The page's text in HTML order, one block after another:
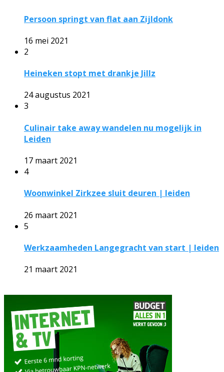
Persoon springt van flat aan Zijldonk
16 mei 2021
2
Heineken stopt met drankje Jillz
24 augustus 2021
3
Culinair take away wandelen nu mogelijk in
Leiden
17 maart 2021
4
Woonwinkel Zirkzee sluit deuren | leiden
26 maart 2021
5
Werkzaamheden Langegracht van start | leiden
21 maart 2021